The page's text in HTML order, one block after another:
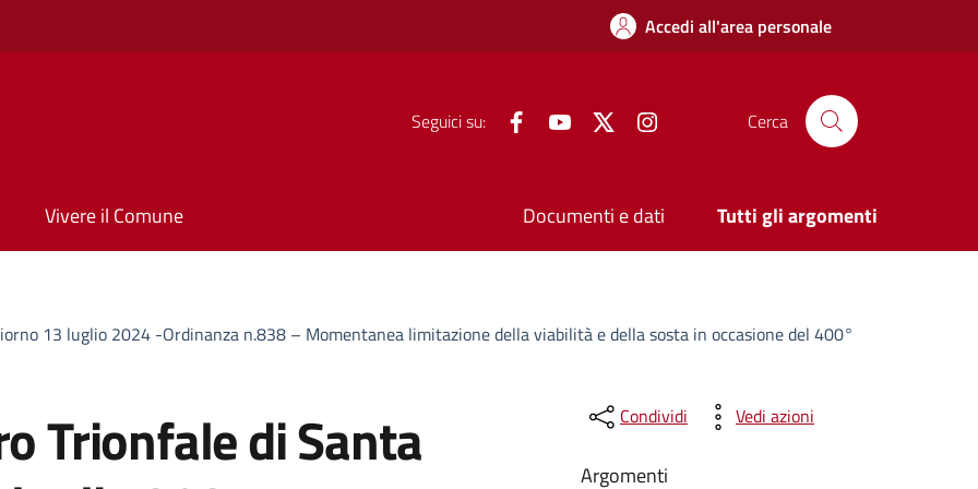
Accedi all'area personale
Seguici su: FacebookYouTube Twitter Cerca
Vivere il Comune Documenti e dati Tutti gli argomenti
13 luglio 2024 -Ordinanza n.838 – Momentanea limitazione della viabilità e della sosta in occasione del 400°
Trionfale di Santa
Condividi Vedi azioni
Argomenti